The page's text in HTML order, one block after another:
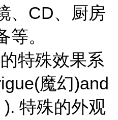
、CD、厨房
。
特殊效果系
魔幻)and
特殊的外观